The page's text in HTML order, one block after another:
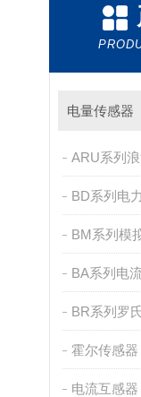
电量传感器
ARU系列
BD系列电
BM系列模
BA系列电
BR系列罗
霍尔传感器
电流互感器